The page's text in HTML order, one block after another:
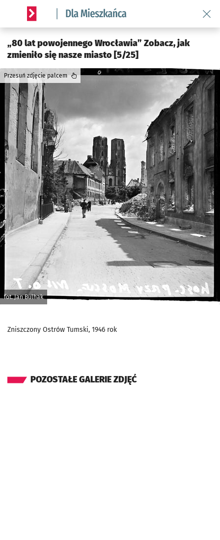
Serwis informacyjny wroclaw.pl podserwis: Dla mieszkańca
„80 lat powojennego Wrocławia” Zobacz, jak
zmieniło się nasze miasto [5/25]
fot. Jan Bulhak
Przesuń zdjęcie palcem
Zniszczony Ostrów Tumski, 1946 rok
POZOSTAŁE GALERIE ZDJĘĆ